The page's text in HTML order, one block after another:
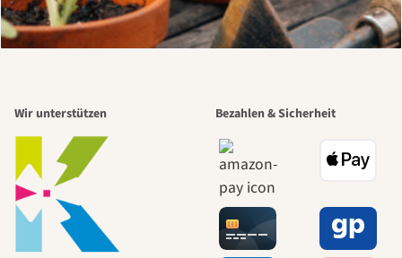
Wir unterstützen Bezahlen & Sicherheit